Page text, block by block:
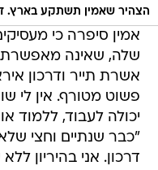
הצהיר שאמין תשתקע בארץ.
אמין סיפרה כי
שלה, שאינה מאפשרת
אשרת תייר ודרכון
פשוט מטורף. אין לי
יכולה לעבוד, ללמוד
"כבר שנתיים וחצי
דרכון. אני בהיריון